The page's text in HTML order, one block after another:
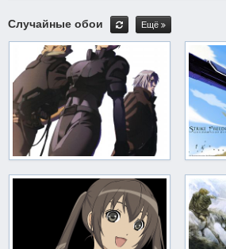
Случайные обои Ещё